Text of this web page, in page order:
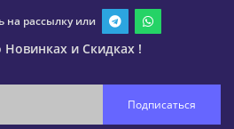
на рассылку или
и Скидках !
Подписаться